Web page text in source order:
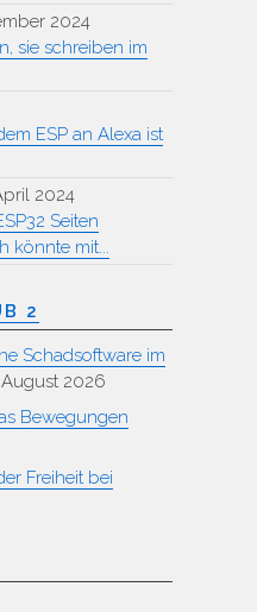
2024
sie schreiben im
ESP an Alexa ist
2024
Seiten
könnte mit...
2
Schadsoftware im
August 2026
Bewegungen
Freiheit bei